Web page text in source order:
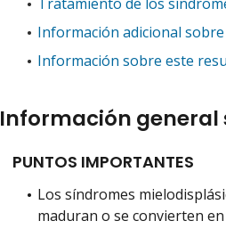
Información adicional
Información sobre este
Información general
PUNTOS IMPORTANTES
Los síndromes
maduran o se convierten